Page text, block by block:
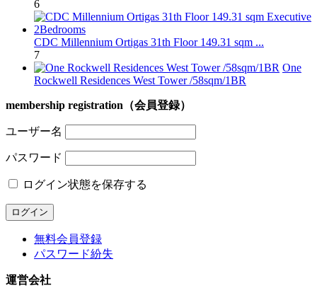
6
CDC Millennium Ortigas 31th Floor 149.31 sqm ...
7
One
Rockwell Residences West Tower /58sqm/1BR
membership registration（会員登録）
ユーザー名
パスワード
ログイン状態を保存する
無料会員登録
パスワード紛失
運営会社